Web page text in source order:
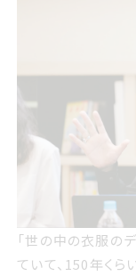
世の中の衣服のデ
いて 150年くらい
「世の中の衣服の
ていて、150年く